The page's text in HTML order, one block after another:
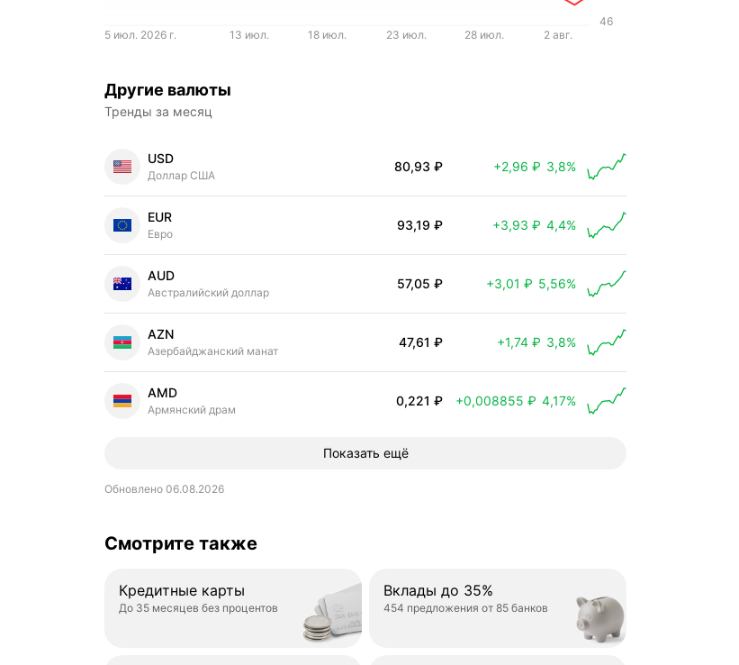
46
5 июл. 2026 г. 13 июл. 18 июл. 23 июл. 28 июл. 2 авг.
Другие валюты
Тренды за месяц
USD
Доллар США
80,93 ₽
Цена выросла на 2,96 ₽
+2,96 ₽ 3,8%
EUR
Евро
93,19 ₽
Цена выросла на 3,93 ₽
+3,93 ₽ 4,4%
AUD
Австралийский доллар
57,05 ₽
Цена выросла на 3,01 ₽
+3,01 ₽ 5,56%
AZN
Азербайджанский манат
47,61 ₽
Цена выросла на 1,74 ₽
+1,74 ₽ 3,8%
AMD
Армянский драм
0,221 ₽
Цена выросла на 0,008855 ₽
+0,008855 ₽ 4,17%
Показать ещё
Обновлено 06.08.2026
Смотрите также
Кредитные карты
До 35 месяцев без процентов
Вклады до 35%
454 предложения от 85 банков